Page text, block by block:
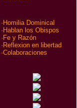
· Homilia Dominical
· Hablan los Obispos
· Fe y Razón
· Reflexion en libertad
·Colaboraciones